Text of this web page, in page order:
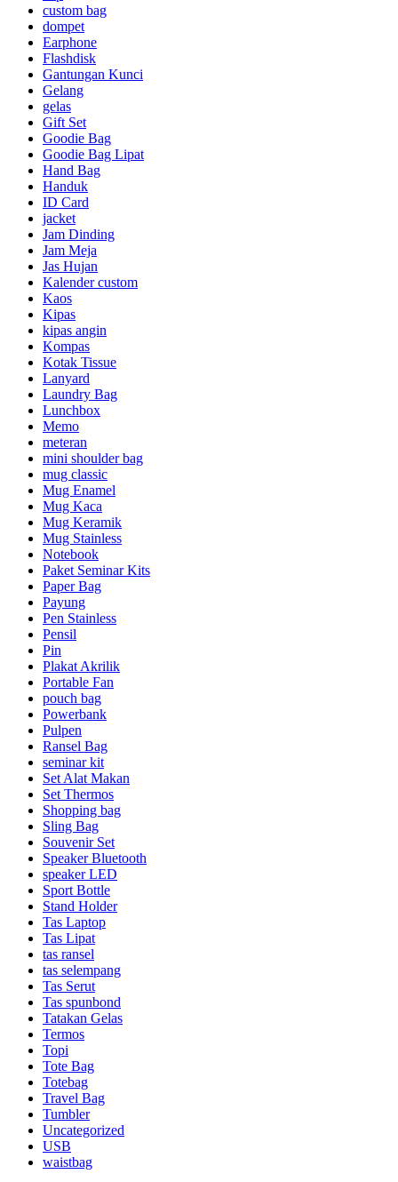
custom bag
dompet
Earphone
Flashdisk
Gantungan Kunci
Gelang
gelas
Gift Set
Goodie Bag
Goodie Bag Lipat
Hand Bag
Handuk
ID Card
jacket
Jam Dinding
Jam Meja
Jas Hujan
Kalender custom
Kaos
Kipas
kipas angin
Kompas
Kotak Tissue
Lanyard
Laundry Bag
Lunchbox
Memo
meteran
mini shoulder bag
mug classic
Mug Enamel
Mug Kaca
Mug Keramik
Mug Stainless
Notebook
Paket Seminar Kits
Paper Bag
Payung
Pen Stainless
Pensil
Pin
Plakat Akrilik
Portable Fan
pouch bag
Powerbank
Pulpen
Ransel Bag
seminar kit
Set Alat Makan
Set Thermos
Shopping bag
Sling Bag
Souvenir Set
Speaker Bluetooth
speaker LED
Sport Bottle
Stand Holder
Tas Laptop
Tas Lipat
tas ransel
tas selempang
Tas Serut
Tas spunbond
Tatakan Gelas
Termos
Topi
Tote Bag
Totebag
Travel Bag
Tumbler
Uncategorized
USB
waistbag